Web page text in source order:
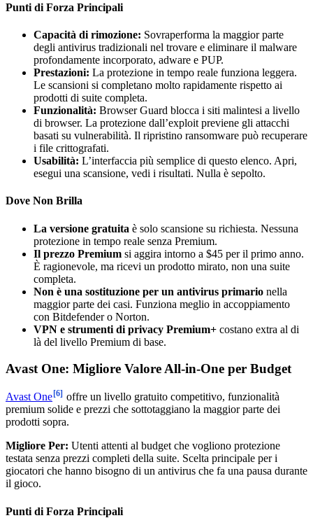
Punti di Forza Principali
Capacità di rimozione: Sovraperforma la maggior parte
degli antivirus tradizionali nel trovare e eliminare il malware
profondamente incorporato, adware e PUP.
Prestazioni: La protezione in tempo reale funziona leggera.
Le scansioni si completano molto rapidamente rispetto ai
prodotti di suite completa.
Funzionalità: Browser Guard blocca i siti malintesi a livello
di browser. La protezione dall’exploit previene gli attacchi
basati su vulnerabilità. Il ripristino ransomware può recuperare
i file crittografati.
Usabilità: L’interfaccia più semplice di questo elenco. Apri,
esegui una scansione, vedi i risultati. Nulla è sepolto.
Dove Non Brilla
La versione gratuita è solo scansione su richiesta. Nessuna
protezione in tempo reale senza Premium.
Il prezzo Premium si aggira intorno a $45 per il primo anno.
È ragionevole, ma ricevi un prodotto mirato, non una suite
completa.
Non è una sostituzione per un antivirus primario nella
maggior parte dei casi. Funziona meglio in accoppiamento
con Bitdefender o Norton.
VPN e strumenti di privacy Premium+ costano extra al di
là del livello Premium di base.
Avast One: Migliore Valore All-in-One per Budget
Avast One [6] offre un livello gratuito competitivo, funzionalità
premium solide e prezzi che sottotaggiano la maggior parte dei
prodotti sopra.
Migliore Per: Utenti attenti al budget che vogliono protezione
testata senza prezzi completi della suite. Scelta principale per i
giocatori che hanno bisogno di un antivirus che fa una pausa durante
il gioco.
Punti di Forza Principali